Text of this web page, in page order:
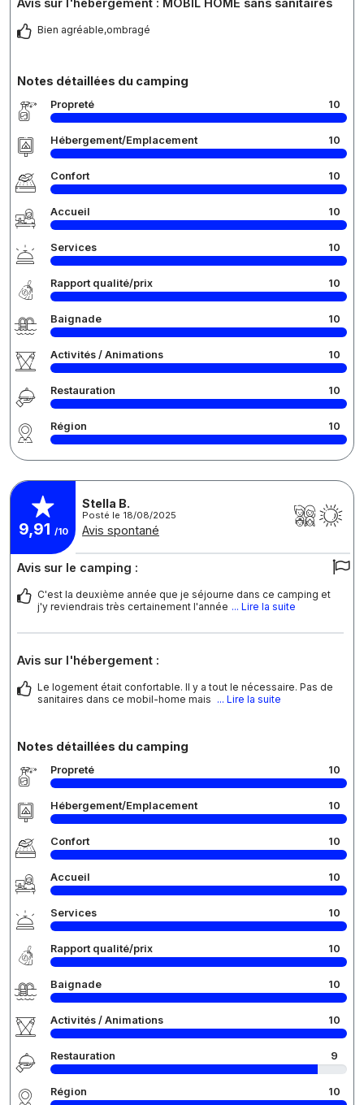
Avis sur l'hébergement : MOBIL HOME sans sanitaires
Bien agréable,ombragé
Notes détaillées du camping
Propreté 10
Hébergement/Emplacement 10
Confort 10
Accueil 10
Services 10
Rapport qualité/prix 10
Baignade 10
Activités / Animations 10
Restauration 10
Région 10
9,91 /10
Stella B.
Posté le 18/08/2025
Avis spontané
Avis sur le camping :
C'est la deuxième année que je séjourne dans ce camping et
j'y reviendrais très certainement l'année ... Lire la suite
Avis sur l'hébergement :
Le logement était confortable. Il y a tout le nécessaire. Pas de
sanitaires dans ce mobil-home mais ... Lire la suite
Notes détaillées du camping
Propreté 10
Hébergement/Emplacement 10
Confort 10
Accueil 10
Services 10
Rapport qualité/prix 10
Baignade 10
Activités / Animations 10
Restauration 9
Région 10